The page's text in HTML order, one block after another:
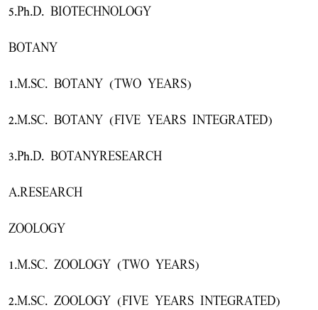
5.Ph.D. BIOTECHNOLOGY
BOTANY
1.M.SC. BOTANY (TWO YEARS)
2.M.SC. BOTANY (FIVE YEARS INTEGRATED)
3.Ph.D. BOTANYRESEARCH
A.RESEARCH
ZOOLOGY
1.M.SC. ZOOLOGY (TWO YEARS)
2.M.SC. ZOOLOGY (FIVE YEARS INTEGRATED)